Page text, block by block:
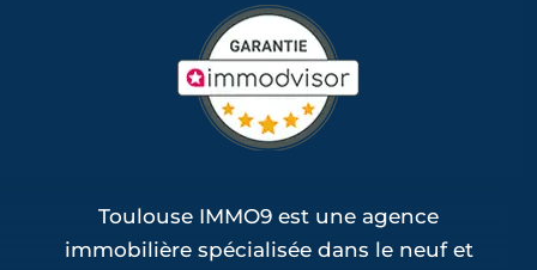
Toulouse IMMO9 est une agence
immobilière spécialisée dans le neuf et